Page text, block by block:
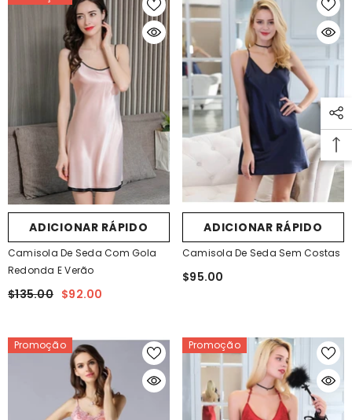
ADICIONAR RÁPIDO
Camisola De Seda Com Gola
Redonda E Verão
$135.00 $92.00
ADICIONAR RÁPIDO
Camisola De Seda Sem Costas
$95.00
Promoção Promoção